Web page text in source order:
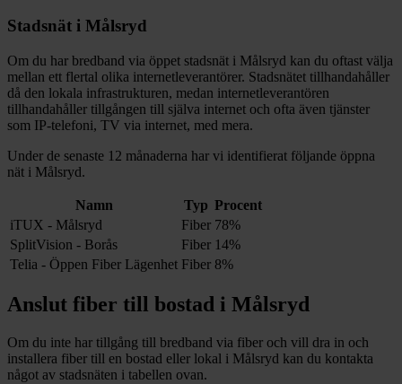
Stadsnät i Målsryd
Om du har bredband via öppet stadsnät i Målsryd kan du oftast välja
mellan ett flertal olika internetleverantörer. Stadsnätet tillhandahåller
då den lokala infrastrukturen, medan internetleverantören
tillhandahåller tillgången till själva internet och ofta även tjänster
som IP-telefoni, TV via internet, med mera.
Under de senaste 12 månaderna har vi identifierat följande öppna
nät i Målsryd.
Namn Typ Procent
iTUX - Målsryd
Fiber 78%
SplitVision - Borås
Fiber 14%
Telia - Öppen Fiber Lägenhet Fiber 8%
Anslut fiber till bostad i Målsryd
Om du inte har tillgång till bredband via fiber och vill dra in och
installera fiber till en bostad eller lokal i Målsryd kan du kontakta
något av stadsnäten i tabellen ovan.